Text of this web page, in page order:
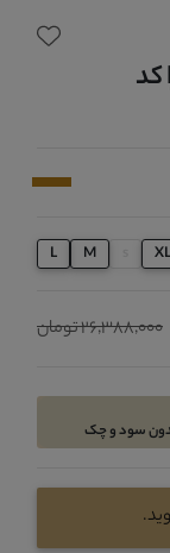
26,388,000 تومان